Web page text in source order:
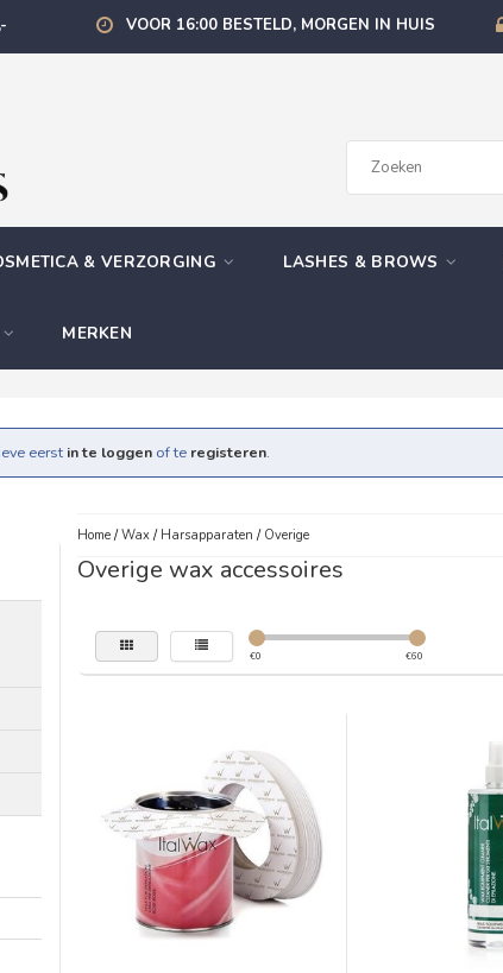
VOOR 16:00 BESTELD, MORGEN IN HUIS
& VERZORGING LASHES & BROWS
MERKEN
eerst in te loggen of te registeren.
Home/Wax/ Harsapparaten / Overige
Overige wax accessoires
€0 €60